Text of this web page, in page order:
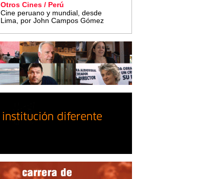
Otros Cines / Perú
Cine peruano y mundial, desde
Lima, por John Campos Gómez